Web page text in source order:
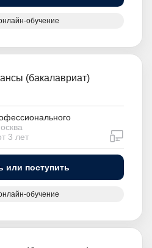
обучение
(бакалавриат)
3 лет
или поступить
обучение